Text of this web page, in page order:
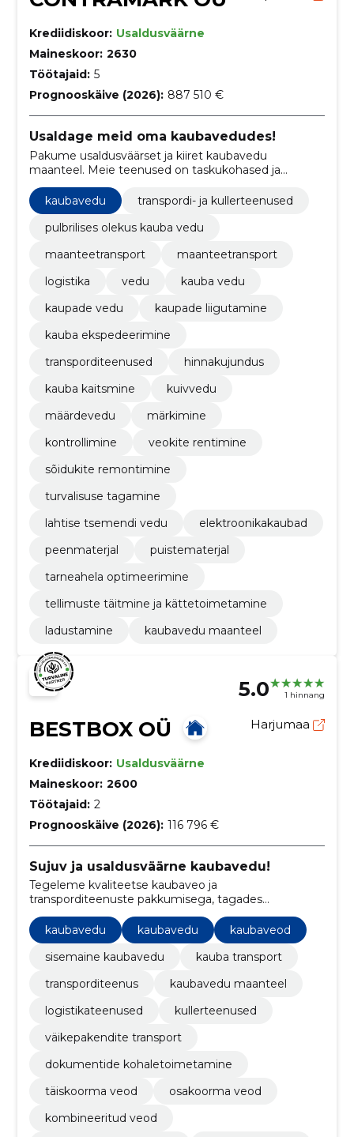
Krediidiskoor: Usaldusväärne
Maineskoor: 2630
Töötajaid: 5
Prognooskäive (2026): 887 510 €
Usaldage meid oma kaubavedudes!
Pakume usaldusväärset ja kiiret kaubavedu
maanteel. Meie teenused on taskukohased ja
kaubavedu
transpordi- ja kullerteenused
pulbrilises olekus kauba vedu
maanteetransport
maanteetransport
logistika
vedu
kauba vedu
kaupade vedu
kaupade liigutamine
kauba ekspedeerimine
transporditeenused
hinnakujundus
kauba kaitsmine
kuivvedu
määrdevedu
märkimine
kontrollimine
veokite rentimine
sõidukite remontimine
turvalisuse tagamine
lahtise tsemendi vedu
elektroonikakaubad
peenmaterjal
puistematerjal
tarneahela optimeerimine
tellimuste täitmine ja kättetoimetamine
ladustamine
kaubavedu maanteel
5.0 1 hinnang
BESTBOX OÜ Harjumaa
Krediidiskoor: Usaldusväärne
Maineskoor: 2600
Töötajaid: 2
Prognooskäive (2026): 116 796 €
Sujuv ja usaldusväärne kaubavedu!
Tegeleme kvaliteetse kaubaveo ja
transporditeenuste pakkumisega, tagades
paindlikkuse, usaldusväärsuse ja ajaoptimeeritud
lahendused.
kaubavedu kaubavedu
kaubaveod
sisemaine kaubavedu
kauba transport
transporditeenus
kaubavedu maanteel
logistikateenused
kullerteenused
väikepakendite transport
dokumentide kohaletoimetamine
täiskoorma veod
osakoorma veod
kombineeritud veod